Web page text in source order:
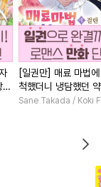
[일권만] 매료 마법
척했더니 냉담했던
가 맹목적인 사랑꾼
Sane Takada / Koki